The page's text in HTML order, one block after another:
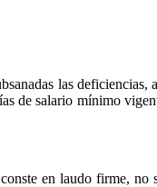
las deficiencias,
de salario mínimo
en laudo firme, no